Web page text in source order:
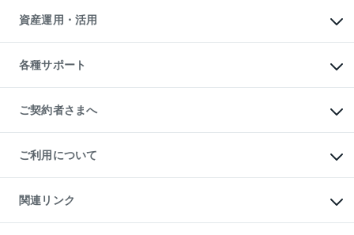
ビル購入（ビル一棟）
投資用不動産の売却査定
事業用不動産の売却査定
不動産相場・不動産価格情報
不動産コラム・ニュース
不動産用語集
不動産なんでもネット相談室
住まいの税金
一棟リノベーションマンション
L`GENTE（ルジェンテ）
区分リノベーションマンション
投資用一棟レジデンスWELL
不動産小口投資
LEGACIA（レガシア）
資産運用・活用
不動産M&A
アセットマネジメント・出資
各種サポート
相続サポート
リフォームサポート
ご契約者さまへ
ご紹介・再契約特典
入居者様専用-各種ご案内（賃貸）
東急こすもす会「こすもすWeb」
ご利用について
金融商品取引について
東急リバブル ソーシャルメディアポリシー
ご意見・お問い合わせ（金融商品取引専用の相談・お問い合わせ窓口）
関連リンク